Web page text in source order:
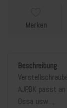
Merken
Beschreibung
AJP,BK passt
Ossa usw...,